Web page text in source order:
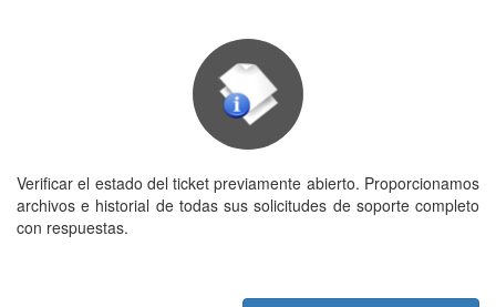
Verificar el estado del ticket previamente abierto. Proporcionamos
archivos e historial de todas sus solicitudes de soporte completo
con respuestas.